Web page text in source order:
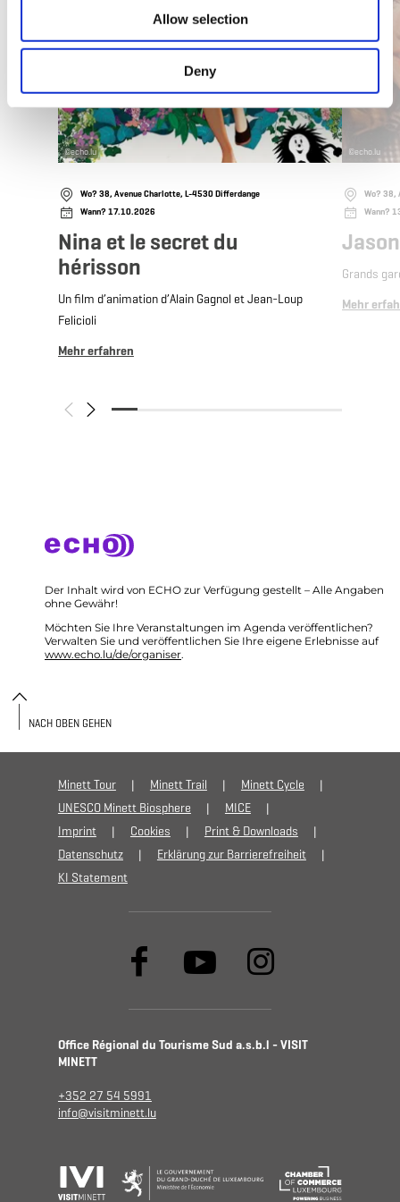
Allow selection
Deny
©echo.lu
Wo? 38, Avenue Charlotte, L-4530 Differdange
Wann? 17.10.2026
Nina et le secret du
hérisson
Un film d’animation d’Alain Gagnol et Jean-Loup
Felicioli
Mehr erfahren
©echo.lu
Wo? 38,
Wann?
Grands
Mehr
Der Inhalt wird von ECHO zur Verfügung gestellt – Alle Angaben
ohne Gewähr!
Möchten Sie Ihre Veranstaltungen im Agenda veröffentlichen?
Verwalten Sie und veröffentlichen Sie Ihre eigene Erlebnisse auf
www.echo.lu/de/organiser.
Minett Tour Minett Trail
Minett Cycle
UNESCO Minett Biosphere
MICE
Imprint
Cookies
Print & Downloads
Datenschutz
Erklärung zur Barrierefreiheit
KI Statement
Office Régional du Tourisme Sud a.s.b.l - VISIT
MINETT
+352 27 54 5991
info@visitminett.lu
NACH OBEN GEHEN